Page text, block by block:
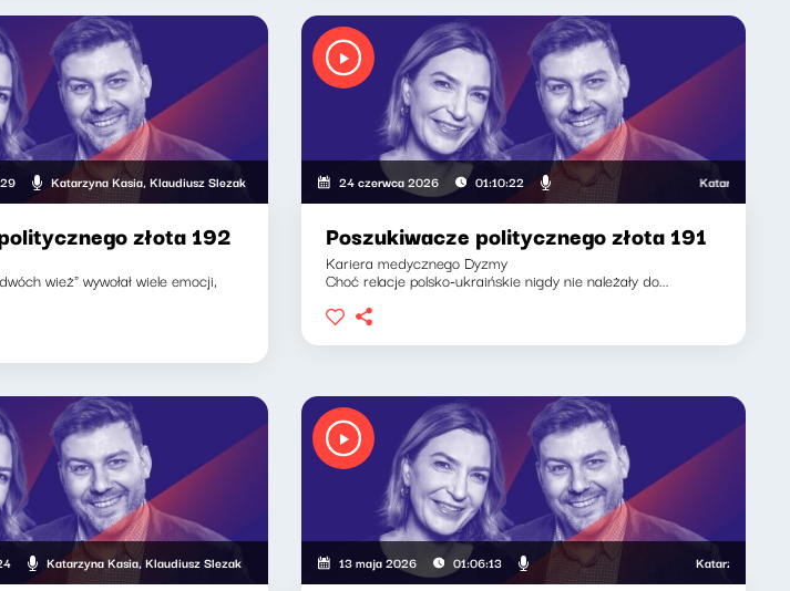
Katarzyna Kasia, Klaudiusz Slezak
złota 192
wież" wywołał wiele emocji,
24 czerwca 2026 01:10:22 Katarzyna Kasia,
Poszukiwacze politycznego złota 191
Kariera medycznego Dyzmy
Choć relacje polsko-ukraińskie nigdy nie należały do...
Katarzyna Kasia, Klaudiusz Slezak 13 maja 2026 01:06:13 Katarzyna Kasia,